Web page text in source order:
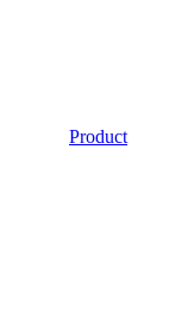
Product